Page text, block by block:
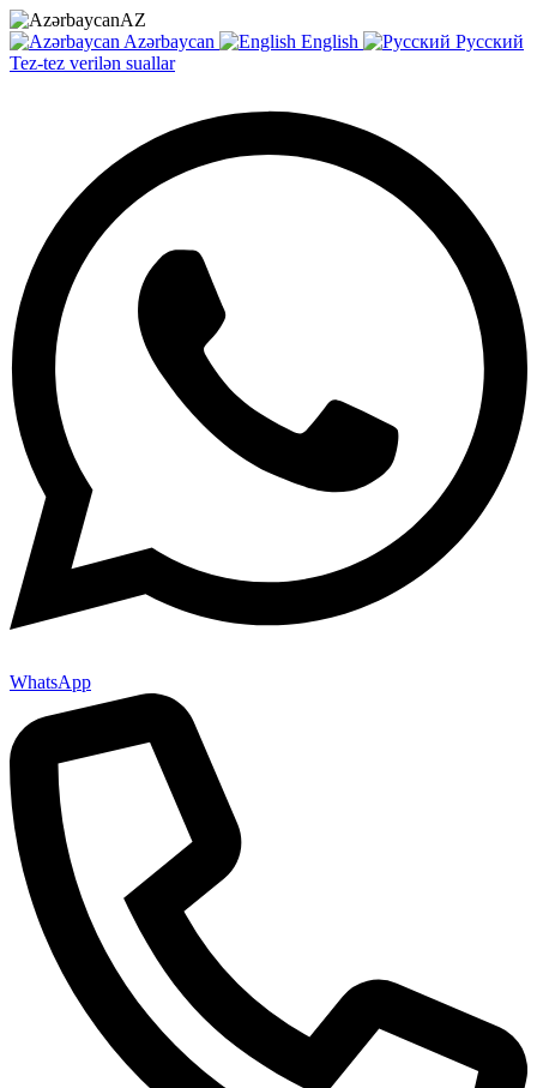
AZ
Azərbaycan
English
Русский
Tez-tez verilən suallar
WhatsApp